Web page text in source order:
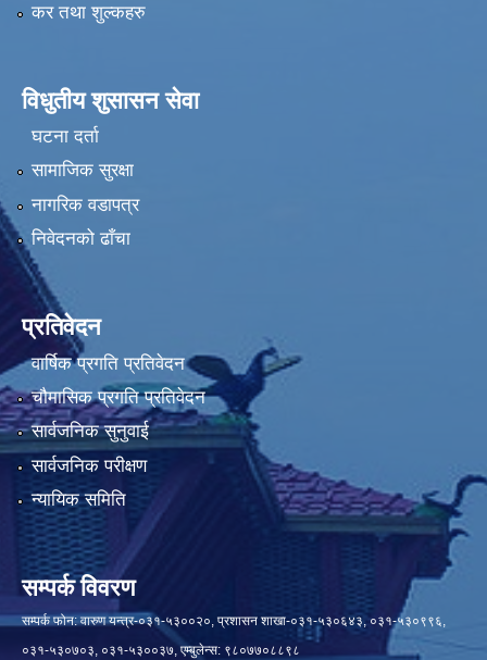
कर तथा शुल्कहरु
विधुतीय शुसासन सेवा
घटना दर्ता
सामाजिक सुरक्षा
नागरिक वडापत्र
निवेदनको ढाँचा
प्रतिवेदन
वार्षिक प्रगति प्रतिवेदन
चौमासिक प्रगति प्रतिवेदन
सार्वजनिक सुनुवाई
सार्वजनिक परीक्षण
न्यायिक समिति
सम्पर्क विवरण
सम्पर्क फोन: वारुण यन्त्र-०३१-५३००२०, प्रशासन शाखा-०३१-५३०६४३, ०३१-५३०९९६,
०३१-५३०७०३, ०३१-५३००३७, एम्बुलेन्स: ९८०७७०८८९८